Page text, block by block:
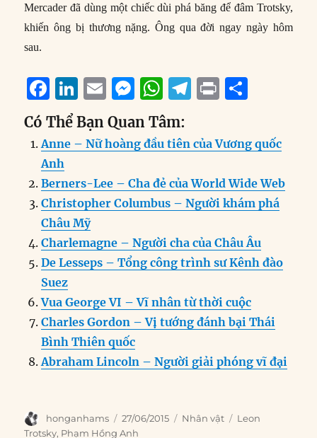
Mercader đã dùng một chiếc dùi phá băng để đâm Trotsky,
khiến ông bị thương nặng. Ông qua đời ngay ngày hôm
sau.
F
a
c
e
b
o
o
k
Li
n
k
e
d
I
n
E
m
ai
l
M
e
ss
e
n
g
W
h
at
s
A
p
T
e
g
r
a
P
n
t
a
re
Có Thể Bạn Quan Tâm:
Anne – Nữ hoàng đầu tiên của Vương quốc
Anh
Berners-Lee – Cha đẻ của World Wide Web
Christopher Columbus – Người khám phá
Châu Mỹ
Charlemagne – Người cha của Châu Âu
De Lesseps – Tổng công trình sư Kênh đào
Suez
Vua George VI – Vĩ nhân từ thời cuộc
Charles Gordon – Vị tướng đánh bại Thái
Bình Thiên quốc
Abraham Lincoln – Người giải phóng vĩ đại
Author
honganhams
Posted
on
27/06/2015 Categories
Nhân vật Tags
Leon
Trotsky, Phạm Hồng Anh